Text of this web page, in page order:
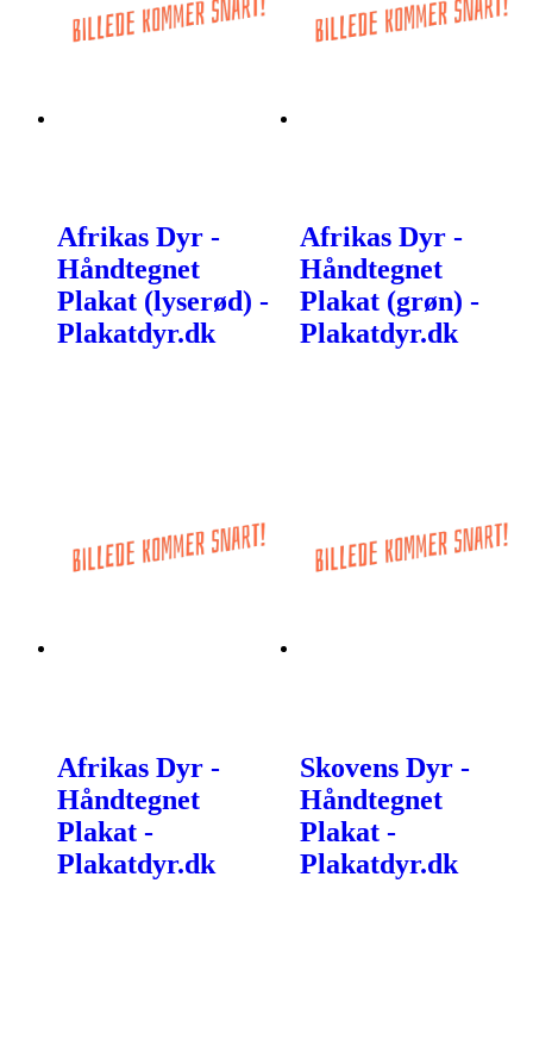
Afrikas Dyr -
Håndtegnet
Plakat (lyserød) -
Plakatdyr.dk
Afrikas Dyr -
Håndtegnet
Plakat (grøn) -
Plakatdyr.dk
Afrikas Dyr -
Håndtegnet
Plakat -
Plakatdyr.dk
Skovens Dyr -
Håndtegnet
Plakat -
Plakatdyr.dk